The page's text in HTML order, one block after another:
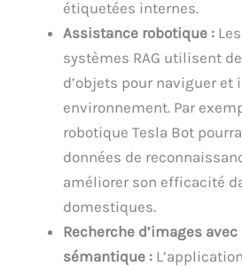
étiquetées internes.
Assistance robotique :
systèmes RAG utilisent
d’objets pour naviguer et
environnement. Par
robotique Tesla Bot
données de
améliorer son efficacité
domestiques.
Recherche d’images
sémantique :